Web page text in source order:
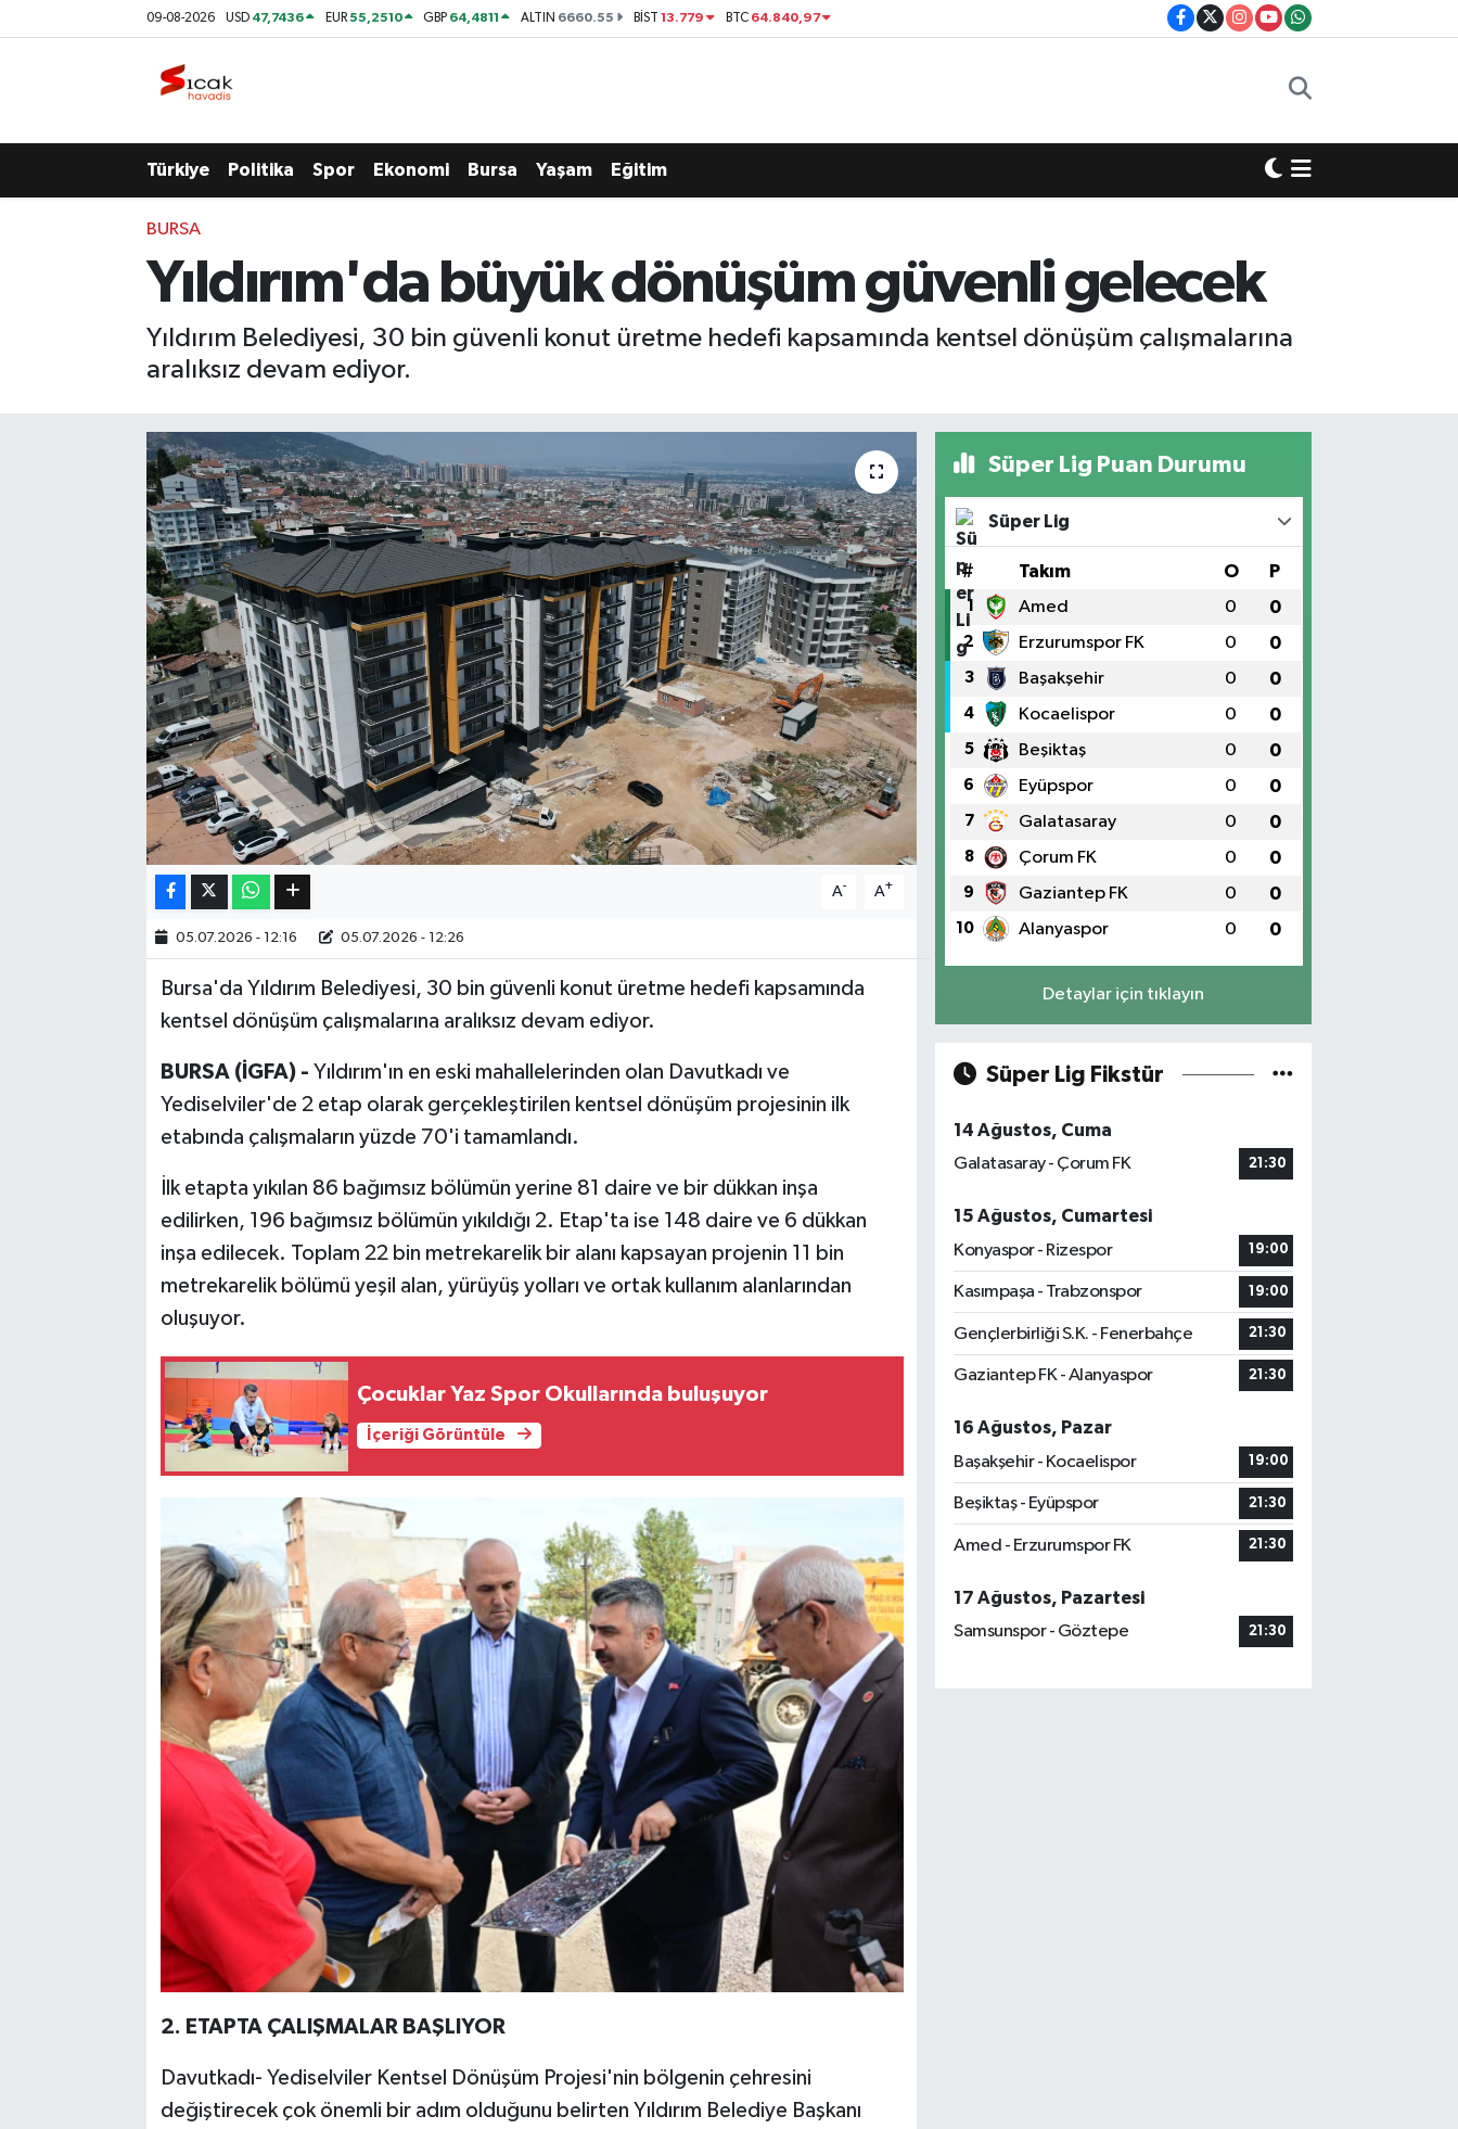
09-08-2026 USD 47,7436 EUR55,2510 GBP 64,4811 ALTIN 6660.55 BİST13.779 BTC 64.840,97
Türkiye Politika Spor Ekonomi Bursa Yaşam Eğitim
BURSA
Yıldırım'da büyük dönüşüm güvenli gelecek
Yıldırım Belediyesi, 30 bin güvenli konut üretme hedefi kapsamında kentsel dönüşüm çalışmalarına
aralıksız devam ediyor.
A- A+
05.07.2026 - 12:16 05.07.2026 - 12:26
Bursa'da Yıldırım Belediyesi, 30 bin güvenli konut üretme hedefi kapsamında
kentsel dönüşüm çalışmalarına aralıksız devam ediyor.
BURSA (İGFA) - Yıldırım'ın en eski mahallelerinden olan Davutkadı ve
Yediselviler'de 2 etap olarak gerçekleştirilen kentsel dönüşüm projesinin ilk
etabında çalışmaların yüzde 70'i tamamlandı.
İlk etapta yıkılan 86 bağımsız bölümün yerine 81 daire ve bir dükkan inşa
edilirken, 196 bağımsız bölümün yıkıldığı 2. Etap'ta ise 148 daire ve 6 dükkan
inşa edilecek. Toplam 22 bin metrekarelik bir alanı kapsayan projenin 11 bin
metrekarelik bölümü yeşil alan, yürüyüş yolları ve ortak kullanım alanlarından
oluşuyor.
Çocuklar Yaz Spor Okullarında buluşuyor
İçeriği Görüntüle
2. ETAPTA ÇALIŞMALAR BAŞLIYOR
Davutkadı- Yediselviler Kentsel Dönüşüm Projesi'nin bölgenin çehresini
değiştirecek çok önemli bir adım olduğunu belirten Yıldırım Belediye Başkanı
Süper Lig Puan Durumu
Süper Lig
# Takım O P
1 Amed 0 0
2 Erzurumspor FK 0 0
3 Başakşehir 0 0
4 Kocaelispor 0 0
5 Beşiktaş 0 0
6 Eyüpspor 0 0
7 Galatasaray 0 0
8 Çorum FK 0 0
9 Gaziantep FK 0 0
10 Alanyaspor 0 0
Detaylar için tıklayın
Süper Lig Fikstür
14 Ağustos, Cuma
Galatasaray - Çorum FK
21:30
15 Ağustos, Cumartesi
Konyaspor - Rizespor
19:00
Kasımpaşa - Trabzonspor 19:00
Gençlerbirliği S.K. - Fenerbahçe 21:30
Gaziantep FK - Alanyaspor 21:30
16 Ağustos, Pazar
Başakşehir - Kocaelispor
19:00
Beşiktaş - Eyüpspor 21:30
Amed - Erzurumspor FK 21:30
17 Ağustos, Pazartesi
Samsunspor - Göztepe
21:30
Kültür & Sanat
Bilim, Teknoloji
Nöbetçi Eczaneler
Tüm Manşetler
Son Dakika Haberleri